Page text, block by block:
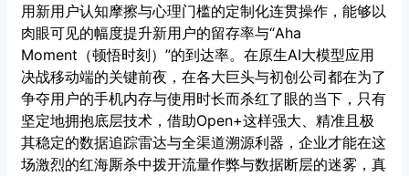
用新用户认知摩擦与心理门槛的定制化连贯操作，能够以
肉眼可见的幅度提升新用户的留存率与“Aha
Moment（顿悟时刻）”的到达率。在原生AI大模型应用
决战移动端的关键前夜，在各大巨头与初创公司都在为了
争夺用户的手机内存与使用时长而杀红了眼的当下，只有
坚定地拥抱底层技术，借助Open+这样强大、精准且极
其稳定的数据追踪雷达与全渠道溯源利器，企业才能在这
场激烈的红海厮杀中拨开流量作弊与数据断层的迷雾，真